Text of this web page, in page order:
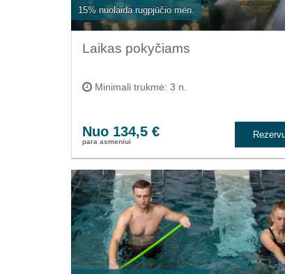
15% nuolaida rugpjūčio mėn.
Laikas pokyčiams
Minimali trukmė: 3 n.
Nuo 134,5 €
para asmeniui